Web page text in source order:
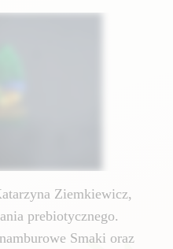
Ziemkiewicz,
prebiotycznego.
Smaki oraz